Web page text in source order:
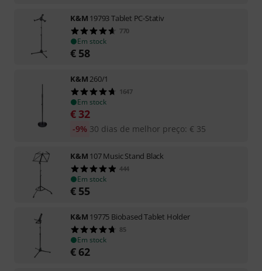
K&M 19793 Tablet PC-Stativ
770
Em stock
€ 58
K&M 260/1
1647
Em stock
€ 32
30 dias de melhor preço: € 35
-9%
K&M 107 Music Stand Black
444
Em stock
€ 55
K&M 19775 Biobased Tablet Holder
85
Em stock
€ 62